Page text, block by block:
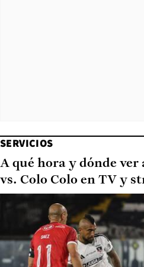
SERVICIOS
A qué hora y dónde ver
vs. Colo Colo en TV y